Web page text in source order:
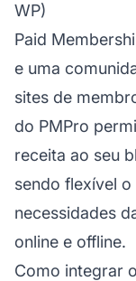
WP)
Paid
e uma
sites de
do PMPro
receita ao seu
sendo flexível
necessidades
online e offline.
Como integrar